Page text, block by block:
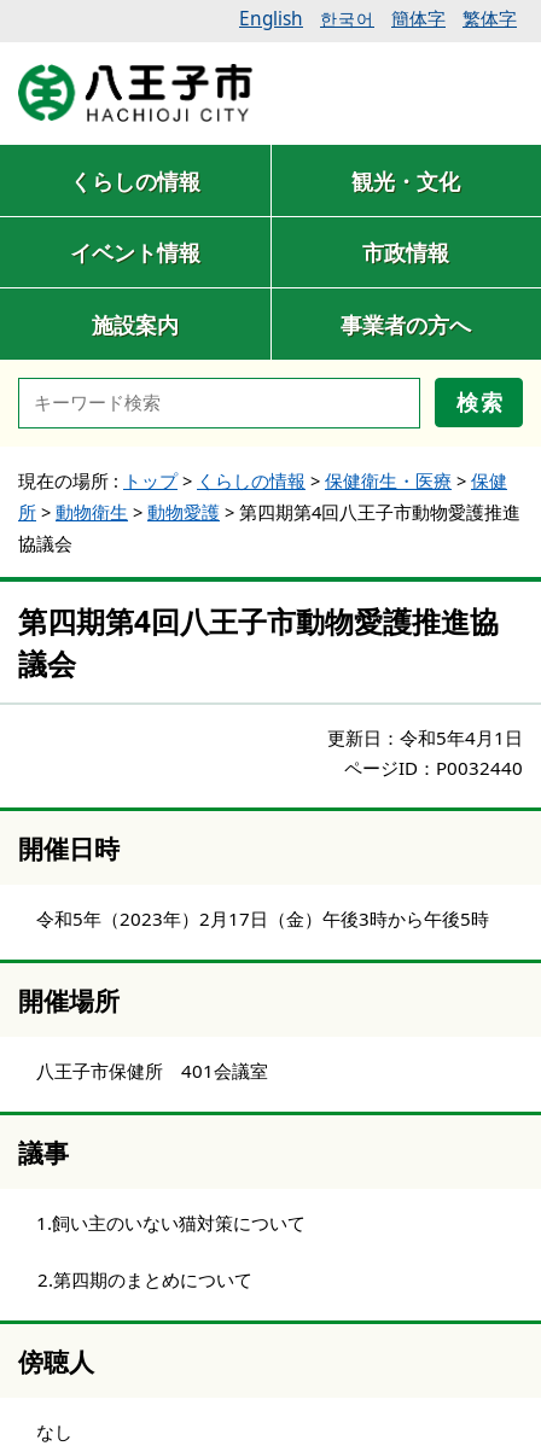
English 한국어 簡体字 繁体字
くらしの情報 観光・文化
イベント情報 市政情報
施設案内 事業者の方へ
検索
現在の場所 : トップ> くらしの情報 > 保健衛生・医療 > 保健
所 > 動物衛生 > 動物愛護 > 第四期第4回八王子市動物愛護推進
協議会
第四期第4回八王子市動物愛護推進協
議会
更新日： 令和5年4月1日
ページID：P0032440
開催日時
令和5年（2023年）2月17日（金）午後3時から午後5時
開催場所
八王子市保健所 401会議室
議事
1.飼い主のいない猫対策について
2.第四期のまとめについて
傍聴人
なし